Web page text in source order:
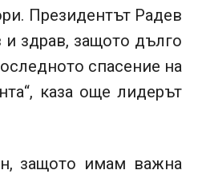
Президентът Радев
здрав, защото дълго
спасение на
каза още лидерът
защото имам важна